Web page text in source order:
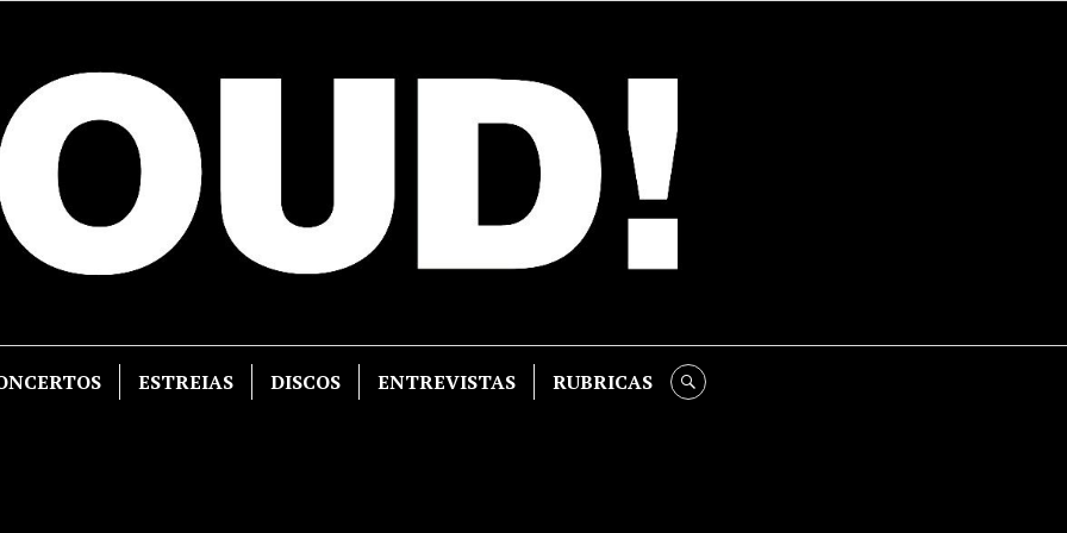
ESTREIAS DISCOS ENTREVISTAS RUBRICAS SEARCH